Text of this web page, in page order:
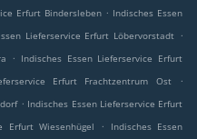
Erfurt Bindersleben . Indisches Essen
Lieferservice Erfurt Löbervorstadt .
. Indisches Essen Lieferservice Erfurt
Erfurt Frachtzentrum Ost
.
. Indisches Essen Lieferservice Erfurt
Erfurt Wiesenhügel .
Indisches Essen